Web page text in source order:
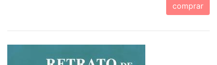
comprar